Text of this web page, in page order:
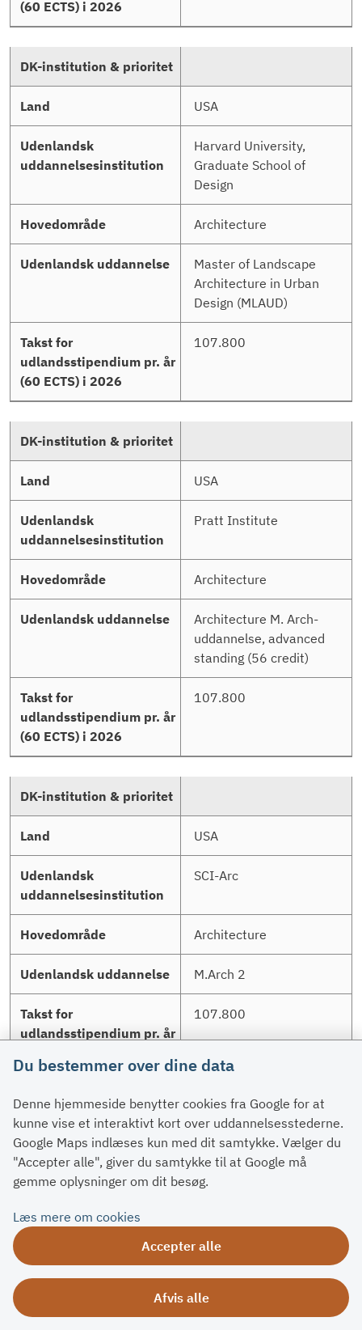
USA
Harvard University,
Graduate School of
Design
Architecture
Master of Landscape
Architecture in Urban
Design (MLAUD)
107.800
USA
Pratt Institute
Architecture
Architecture M. Arch-
uddannelse, advanced
standing (56 credit)
107.800
USA
SCI-Arc
Architecture
M.Arch 2
107.800
USA
SCI-Arc
Architecture
Master of Science in
Du bestemmer over dine data
Denne hjemmeside benytter cookies fra Google for at
kunne vise et interaktivt kort over uddannelsesstederne.
Google Maps indlæses kun med dit samtykke. Vælger du
"Accepter alle", giver du samtykke til at Google må
gemme oplysninger om dit besøg.
Læs mere om cookies
Accepter alle
Afvis alle